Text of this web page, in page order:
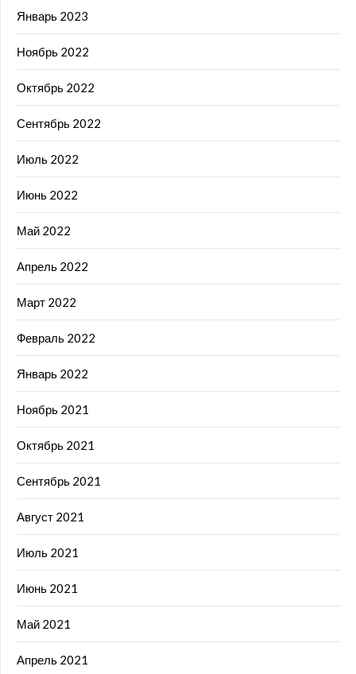
Январь 2023
Ноябрь 2022
Октябрь 2022
Сентябрь 2022
Июль 2022
Июнь 2022
Май 2022
Апрель 2022
Март 2022
Февраль 2022
Январь 2022
Ноябрь 2021
Октябрь 2021
Сентябрь 2021
Август 2021
Июль 2021
Июнь 2021
Май 2021
Апрель 2021